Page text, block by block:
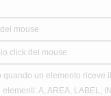
mouse
click del mouse
un elemento riceve
A, AREA, LABEL,